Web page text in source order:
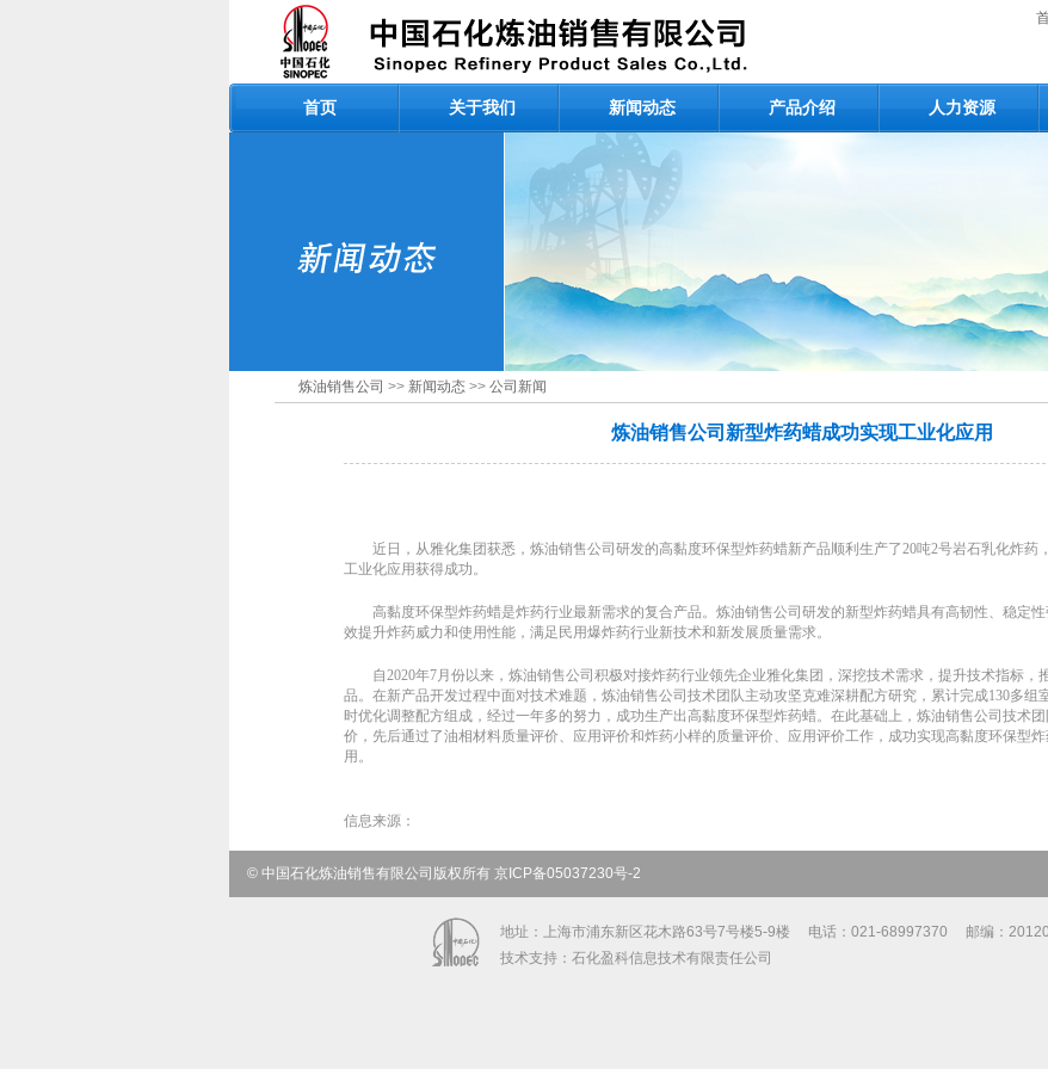
首页 关于我们 新闻动态 产品介绍 人力资源
炼油销售公司 >> 新闻动态 >> 公司新闻
炼油销售公司新型炸药蜡成功实现工业化应用
近 日，从雅化集团获悉，炼油销售公司研发的高黏度环保型炸药蜡新产品顺利生产了20吨2号岩石乳化炸药
工业化应用获得成功。
高黏度环保型炸药蜡是炸药行业最新需求的复合产品。炼油销售公司研发的新型炸药蜡具有高韧性、稳定
效提升炸药威力和使用性能，满足民用爆炸药行业新技术和新发展质量需求。
自2020年7月份以来，炼油销售公司积极对接炸药行业领先企业雅化集团，深挖技术需求，提升技术指标，
品。在新产品开发过程中面对技术难题，炼油销售公司技术团队主动攻坚克难深耕配方研究，累计完成130多组
时优化调整配方组成，经过一年多的努力，成功生产出高黏度环保型炸药蜡。在此基础上，炼油销售公司技术
价，先后通过了油相材料质量评价、应用评价和炸药小样的质量评价、应用评价工作，成功实现高黏度环保型
用。
信息来源：
© 中国石化炼油销售有限公司版权所有 京ICP备05037230号-2
地址：上海市浦东新区花木路63号7号楼5-9楼 电话：021-68997370 邮编：
技术支持：石化盈科信息技术有限责任公司